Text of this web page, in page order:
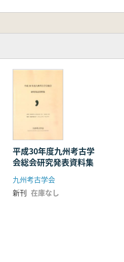
平成30年度九州考古学
会総会研究発表資料集
九州考古学会
新刊 在庫なし